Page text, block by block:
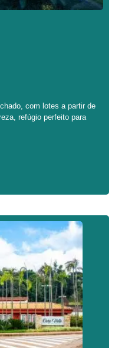
com lotes a partir de
refúgio perfeito para